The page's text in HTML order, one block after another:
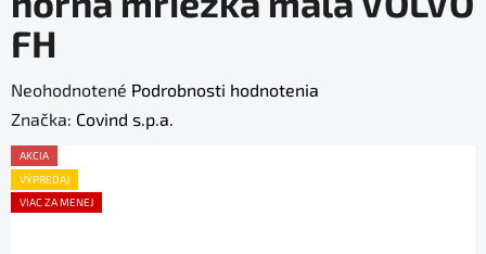
FH
Priemerné
hodnotenie
produktu
je
0,0
Neohodnotené Podrobnosti hodnotenia
Značka: Covind s.p.a.
AKCIA
VÝPREDAJ
VIAC ZA MENEJ